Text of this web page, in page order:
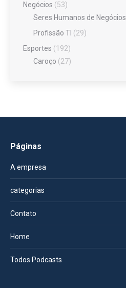
Negócios (53)
Seres Humanos de Negócios
Profissão TI (29)
Esportes (192)
Caroço (27)
Páginas
A empresa
categorias
Contato
Home
Todos Podcasts